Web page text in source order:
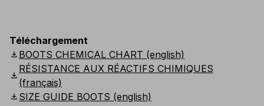
Téléchargement
download BOOTS CHEMICAL CHART (english)
download
RÉSISTANCE AUX RÉACTIFS CHIMIQUES
(français)
download SIZE GUIDE BOOTS (english)